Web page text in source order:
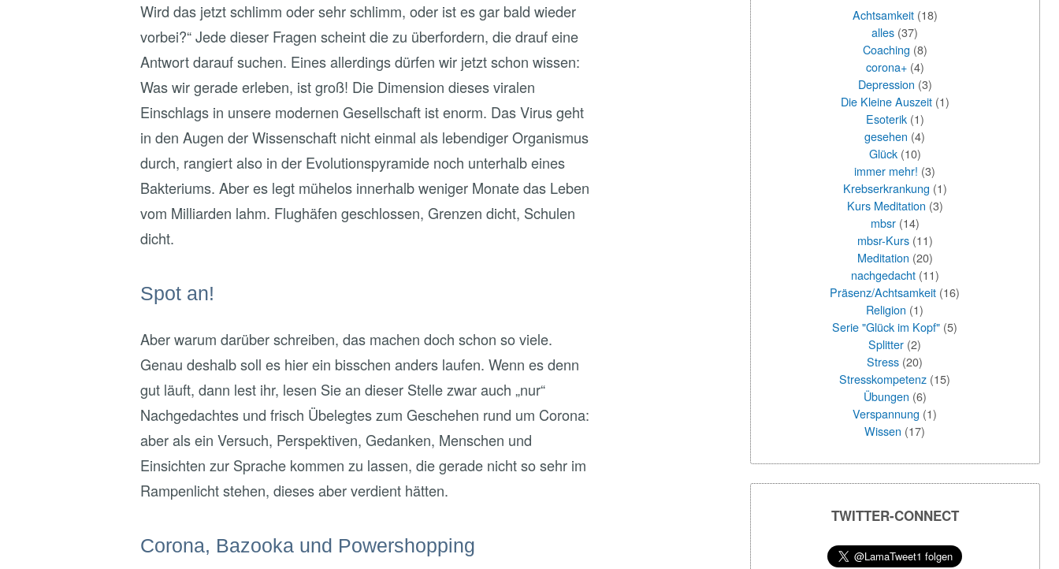
Wird das jetzt schlimm oder sehr schlimm, oder ist es gar bald wieder
vorbei?“ Jede dieser Fragen scheint die zu überfordern, die drauf eine
Antwort darauf suchen. Eines allerdings dürfen wir jetzt schon wissen:
Was wir gerade erleben, ist groß! Die Dimension dieses viralen
Einschlags in unsere modernen Gesellschaft ist enorm. Das Virus geht
in den Augen der Wissenschaft nicht einmal als lebendiger Organismus
durch, rangiert also in der Evolutionspyramide noch unterhalb eines
Bakteriums. Aber es legt mühelos innerhalb weniger Monate das Leben
vom Milliarden lahm. Flughäfen geschlossen, Grenzen dicht, Schulen
dicht.
Spot an!
Aber warum darüber schreiben, das machen doch schon so viele.
Genau deshalb soll es hier ein bisschen anders laufen. Wenn es denn
gut läuft, dann lest ihr, lesen Sie an dieser Stelle zwar auch „nur“
Nachgedachtes und frisch Übelegtes zum Geschehen rund um Corona:
aber als ein Versuch, Perspektiven, Gedanken, Menschen und
Einsichten zur Sprache kommen zu lassen, die gerade nicht so sehr im
Rampenlicht stehen, dieses aber verdient hätten.
Corona, Bazooka und Powershopping
Achtsamkeit(18)
alles (37)
Coaching (8)
corona+(4)
Depression (3)
Die Kleine Auszeit(1)
Esoterik(1)
gesehen (4)
Glück(10)
immer mehr! (3)
Krebserkrankung (1)
Kurs Meditation (3)
mbsr(14)
mbsr-Kurs(11)
Meditation (20)
nachgedacht(11)
Präsenz/Achtsamkeit (16)
Religion (1)
Serie "Glück im Kopf" (5)
Splitter (2)
Stress (20)
Stresskompetenz (15)
Übungen (6)
Verspannung (1)
Wissen (17)
TWITTER-CONNECT